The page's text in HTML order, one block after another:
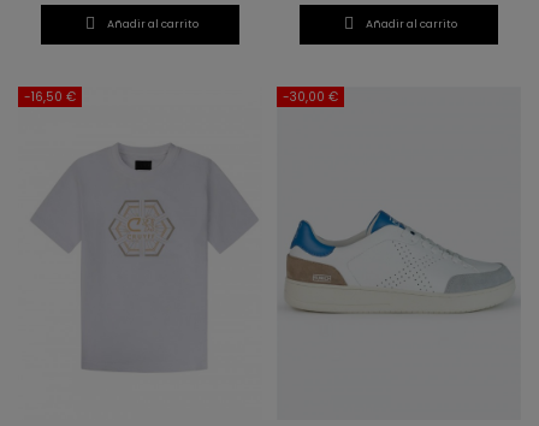
 Añadir al carrito  Añadir al carrito
-16,50 € -30,00 €